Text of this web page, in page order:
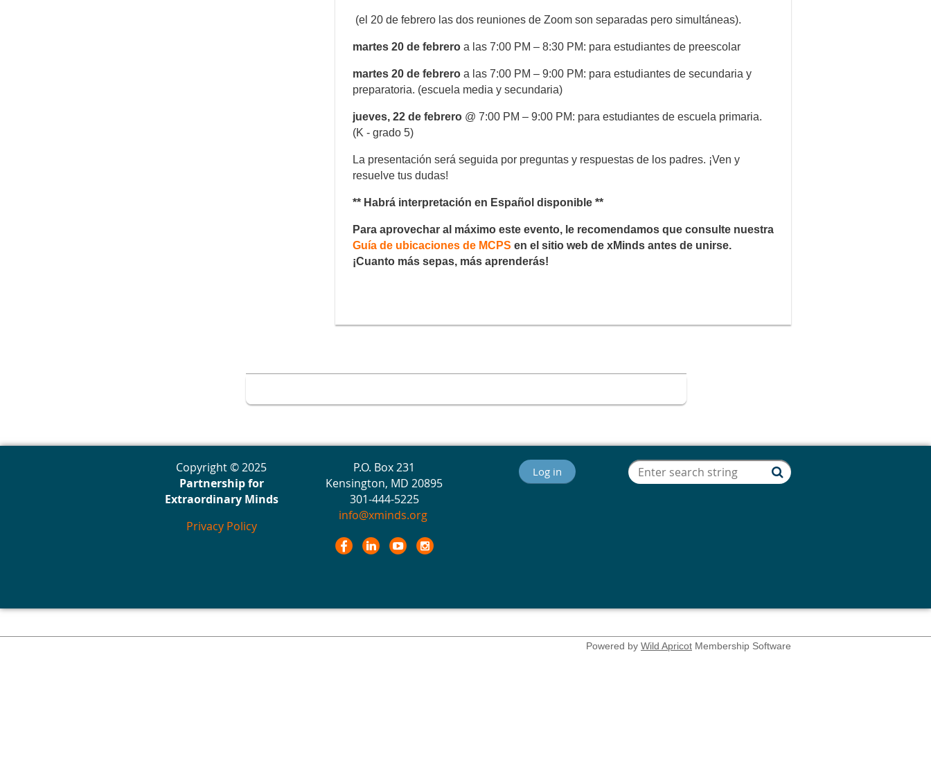
(el 20 de febrero las dos reuniones de Zoom son separadas pero simultáneas).
martes 20 de febrero a las 7:00 PM – 8:30 PM: para estudiantes de preescolar
martes 20 de febrero a las 7:00 PM – 9:00 PM: para estudiantes de secundaria y
preparatoria. (escuela media y secundaria)
jueves, 22 de febrero @ 7:00 PM – 9:00 PM: para estudiantes de escuela primaria.
(K - grado 5)
La presentación será seguida por preguntas y respuestas de los padres. ¡Ven y
resuelve tus dudas!
** Habrá interpretación en Español disponible **
Para aprovechar al máximo este evento, le recomendamos que consulte nuestra
Guía de ubicaciones de MCPS en el sitio web de xMinds antes de unirse.
¡Cuanto más sepas, más aprenderás!
Copyright © 2025
Partnership for
Extraordinary Minds
Privacy Policy
P.O. Box 231
Kensington, MD 20895
301-444-5225
info@xminds.org
Log in
Powered by Wild Apricot Membership Software